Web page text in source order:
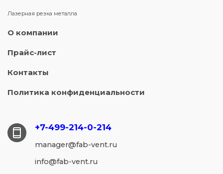
Лазерная резка металла
О компании
Прайс-лист
Контакты
Политика конфиденциальности
+7-499-214-0-214
manager@fab-vent.ru
info@fab-vent.ru